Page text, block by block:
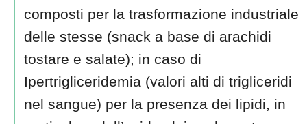
composti per la trasformazione industriale
delle stesse (snack a base di arachidi
tostare e salate); in caso di
Ipertrigliceridemia (valori alti di trigliceridi
nel sangue) per la presenza dei lipidi, in